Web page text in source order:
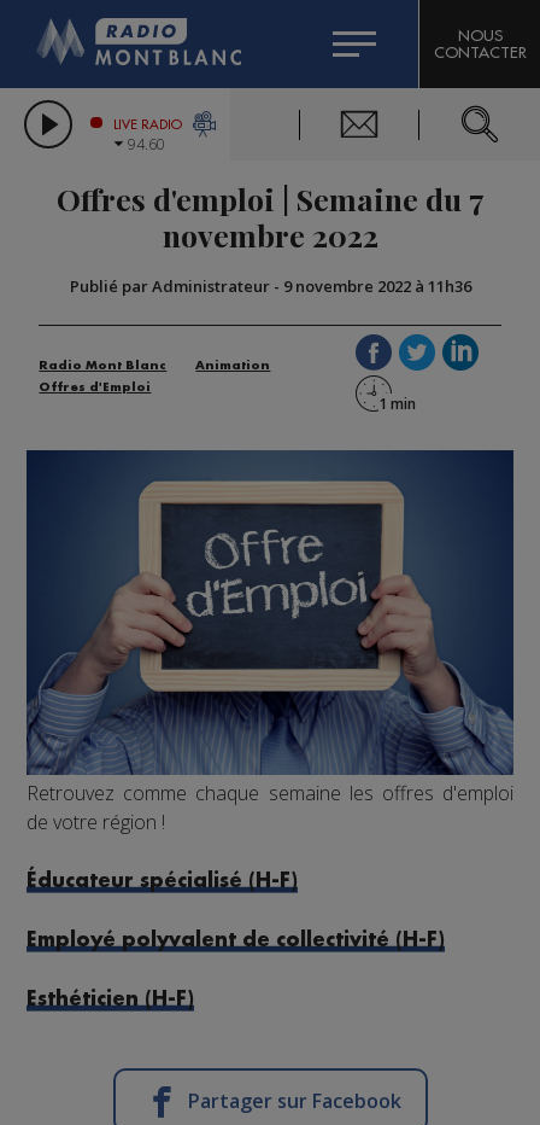
LES CHRONIQUES DE L'EXPERT
CITIZEN MACHINERY
GRAND MASSIF DOMAINES SKIABLES
BIGARD
COMPAGNIE DU MONT-BLANC
NOUS
CONTACTER
LIVE RADIO
94.60
Offres d'emploi | Semaine du 7
novembre 2022
Publié par Administrateur- 9 novembre 2022 à 11h36
Radio Mont Blanc
Animation
Offres d'Emploi
Retrouvez comme chaque semaine les offres d'emploi
de votre région !
Éducateur spécialisé (H-F)
Employé polyvalent de collectivité (H-F)
Esthéticien (H-F)
Partager sur Facebook